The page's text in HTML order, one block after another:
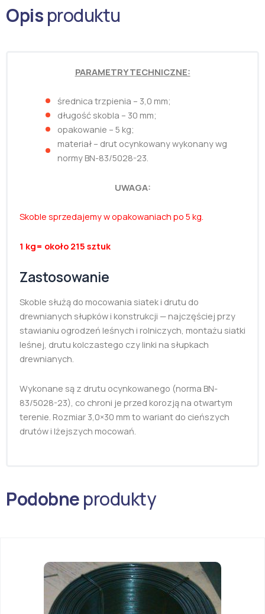
Opisproduktu
PARAMETRY TECHNICZNE:
średnica trzpienia – 3,0 mm;
długość skobla – 30 mm;
opakowanie – 5 kg;
materiał – drut ocynkowany wykonany wg
normy BN-83/5028-23.
UWAGA:
Skoble sprzedajemy w opakowaniach po 5 kg.
1 kg= około 215 sztuk
Zastosowanie
Skoble służą do mocowania siatek i drutu do
drewnianych słupków i konstrukcji — najczęściej przy
stawianiu ogrodzeń leśnych i rolniczych, montażu siatki
leśnej, drutu kolczastego czy linki na słupkach
drewnianych.
Wykonane są z drutu ocynkowanego (norma BN-
83/5028-23), co chroni je przed korozją na otwartym
terenie. Rozmiar 3,0×30 mm to wariant do cieńszych
drutów i lżejszych mocowań.
Podobneprodukty